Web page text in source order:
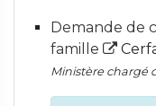
Demande de
famille
Ministère chargé